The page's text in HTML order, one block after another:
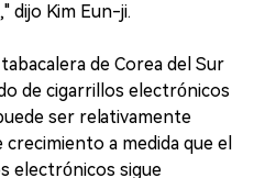
dijo Kim Eun-ji.
de Corea del Sur
de cigarrillos electrónicos
ser relativamente
a medida que el
electrónicos sigue